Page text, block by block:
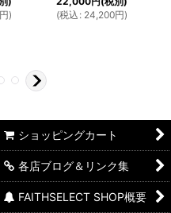
円)
(税込 : 24,200円)
ショッピングカート
各店ブログ＆リンク集
FAITHSELECT SHOP概要